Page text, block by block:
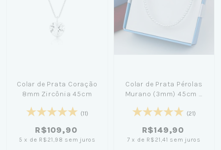
Colar de Prata Coração
8mm Zircônia 45cm
(11)
R$109,90
5 x de R$21,98 sem juros
Colar de Prata Pérolas
Murano (3mm) 45cm +
(21)
R$149,90
7 x de R$21,41 sem juros